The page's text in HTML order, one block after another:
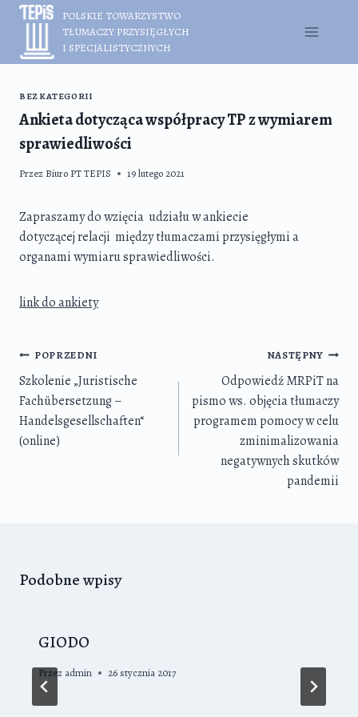
Przejdź
treści
POLSKIE TOWARZYSTWO
TŁUMACZY PRZYSIĘGŁYCH
I SPECJALISTYCZNYCH
BEZ KATEGORII
Ankieta dotycząca współpracy TP z wymiarem
sprawiedliwości
Przez Biuro PT TEPIS 19 lutego 2021
Zapraszamy do wzięcia udziału w ankiecie
dotyczącej relacji między tłumaczami przysięgłymi a
organami wymiaru sprawiedliwości.
link do ankiety
Nawigacja
wpisu
POPRZEDNI
Szkolenie „Juristische
Fachübersetzung –
Handelsgesellschaften“
(online)
NASTĘPNY
Odpowiedź MRPiT na
pismo ws. objęcia tłumaczy
programem pomocy w celu
zminimalizowania
negatywnych skutków
pandemii
Podobne wpisy
GIODO
Przez admin 26 stycznia 2017